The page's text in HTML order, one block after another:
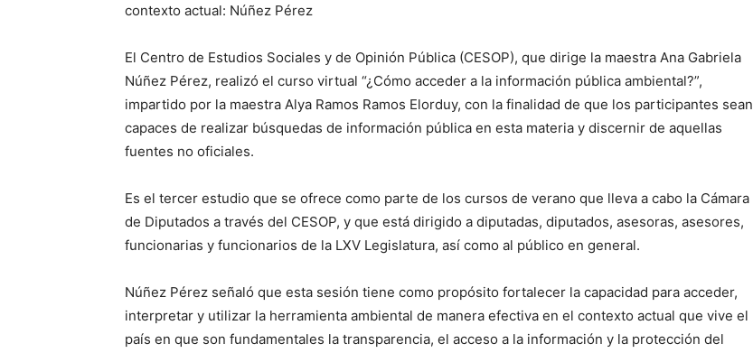
contexto actual: Núñez Pérez
El Centro de Estudios Sociales y de Opinión Pública (CESOP), que dirige la maestra Ana Gabriela
Núñez Pérez, realizó el curso virtual “¿Cómo acceder a la información pública ambiental?”,
impartido por la maestra Alya Ramos Ramos Elorduy, con la finalidad de que los participantes sean
capaces de realizar búsquedas de información pública en esta materia y discernir de aquellas
fuentes no oficiales.
Es el tercer estudio que se ofrece como parte de los cursos de verano que lleva a cabo la Cámara
de Diputados a través del CESOP, y que está dirigido a diputadas, diputados, asesoras, asesores,
funcionarias y funcionarios de la LXV Legislatura, así como al público en general.
Núñez Pérez señaló que esta sesión tiene como propósito fortalecer la capacidad para acceder,
interpretar y utilizar la herramienta ambiental de manera efectiva en el contexto actual que vive el
país en que son fundamentales la transparencia, el acceso a la información y la protección del